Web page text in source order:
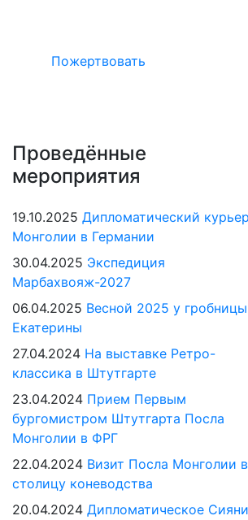
Пожертвовать
Проведённые
мероприятия
19.10.2025 Дипломатический курьер
Монголии в Германии
30.04.2025 Экспедиция
Марбахвояж-2027
06.04.2025 Весной 2025 у гробницы
Екатерины
27.04.2024 На выставке Ретро-
классика в Штутгарте
23.04.2024 Прием Первым
бургомистром Штутгарта Посла
Монголии в ФРГ
22.04.2024 Визит Посла Монголии в
столицу коневодства
20.04.2024 Дипломатическое